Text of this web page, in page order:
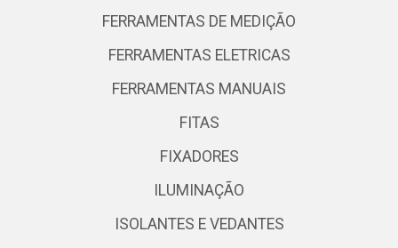
FERRAMENTAS DE MEDIÇÃO
FERRAMENTAS ELETRICAS
FERRAMENTAS MANUAIS
FITAS
FIXADORES
ILUMINAÇÃO
ISOLANTES E VEDANTES